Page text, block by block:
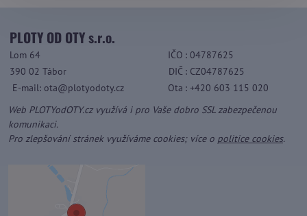
PLOTY OD OTY s.r.o.
Lom 64 IČO : 04787625
390 02 Tábor
DIČ : CZ04787625
E-mail: ota@plotyodoty.cz
Ota : +420 603 115 020
Web PLOTYodOTY.cz využívá i pro Vaše dobro SSL zabezpečenou
komunikaci.
Pro zlepšování stránek využíváme cookies; více o politice cookies.